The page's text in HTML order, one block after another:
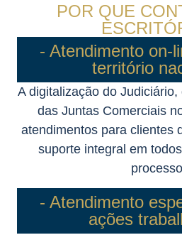
POR QUE
- Atendimento on-
território
A digitalização do
das Juntas Comerciais
atendimentos para clientes
suporte integral em
- Atendimento
ações